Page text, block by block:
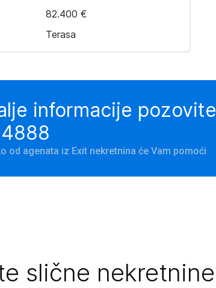
82.400 €
Terasa
informacije pozovite
od agenata iz Exit nekretnina će Vam pomoći
slične nekretnine